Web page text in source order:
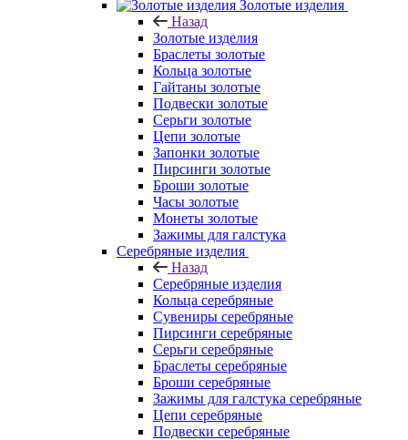
Золотые изделия
Назад
Золотые изделия
Браслеты золотые
Кольца золотые
Гайтаны золотые
Подвески золотые
Серьги золотые
Цепи золотые
Запонки золотые
Пирсинги золотые
Броши золотые
Часы золотые
Монеты золотые
Зажимы для галстука
Серебряные изделия
Назад
Серебряные изделия
Кольца серебряные
Сувениры серебряные
Пирсинги серебряные
Серьги серебряные
Браслеты серебряные
Броши серебряные
Зажимы для галстука серебряные
Цепи серебряные
Подвески серебряные